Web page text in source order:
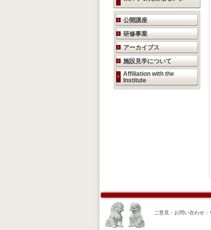
研究活動のご案内
公開講座
研修事業
アーカイブス
施設見学について
Affiliation with the
Institute
ご意見・お問い合わせ：